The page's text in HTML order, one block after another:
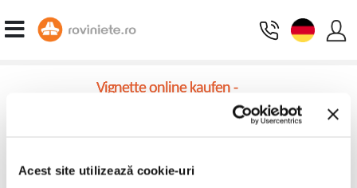
Acest site utilizează cookie-uri
Vignette online kaufen -
Rumänien Vignettenrechner
Wählen Sie den Fahrzeugtyp aus:
Weiter